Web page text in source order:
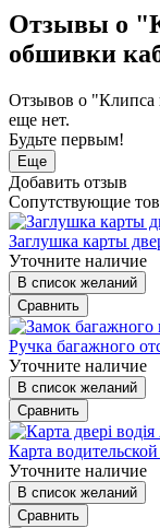
Отзывы о
обшивки
Отзывов о "Клипса
еще нет.
Будьте первым!
Еще
Добавить отзыв
Сопутствующие
Заглушка карты
Уточните наличие
В список желаний
Сравнить
Ручка багажного
Уточните наличие
В список желаний
Сравнить
Карта
Уточните наличие
В список желаний
Сравнить